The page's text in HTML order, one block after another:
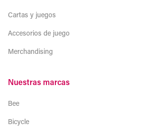
Cartas y juegos
Accesorios de juego
Merchandising
Nuestras marcas
Bee
Bicycle